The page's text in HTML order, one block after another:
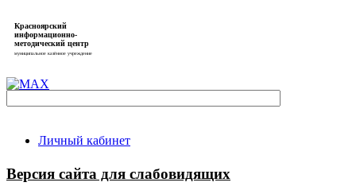
Красноярский
информационно-
методический центр
муниципальное казённое учреждение
Личный кабинет
Версия сайта для слабовидящих